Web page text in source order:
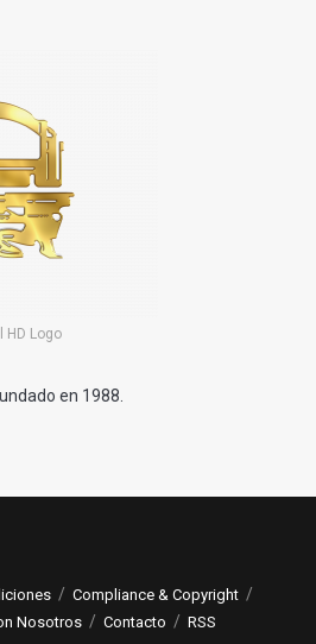
HD Logo
en 1988.
Compliance & Copyright
Nosotros Contacto RSS